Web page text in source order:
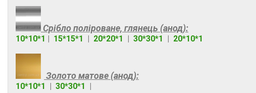
Країна виробник
Україна
42
Виробник
Профіль-Центр
Покриття
Срібло поліроване, глянець (анод):
10*10*1 | 15*15*1 | 20*20*1 | 30*30*1 | 20*10*1
Золото матове (анод):
10*10*1 | 30*30*1 |